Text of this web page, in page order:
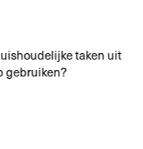
taken uit
gebruiken?